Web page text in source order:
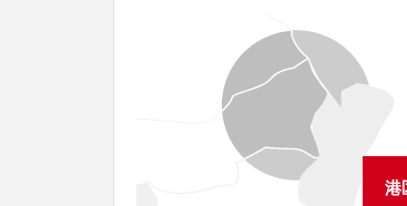
港